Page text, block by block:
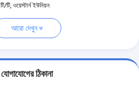
টি/টি, ওয়েস্টার্ন ইউনিয়ন
আরো দেখুন
যোগাযোগের ঠিকানা